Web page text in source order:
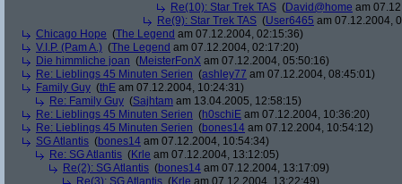
Re(10): Star Trek TAS (David@home am
Re(9): Star Trek TAS (User6465 am 07.12.2004,
Chicago Hope (The Legend am 07.12.2004, 02:15:36)
V.I.P. (Pam A.) (The Legend am 07.12.2004, 02:17:20)
Die himmliche joan (MeisterFonX am 07.12.2004, 05:50:16)
Re: Lieblings 45 Minuten Serien (ashley77 am 07.12.2004, 08:45:01)
Family Guy (thE am 07.12.2004, 10:24:31)
Re: Family Guy (Sajhtam am 13.04.2005, 12:58:15)
Re: Lieblings 45 Minuten Serien (h0schiE am 07.12.2004, 10:36:20)
Re: Lieblings 45 Minuten Serien (bones14 am 07.12.2004, 10:54:12)
SG Atlantis (bones14 am 07.12.2004, 10:54:34)
Re: SG Atlantis (Krle am 07.12.2004, 13:12:05)
Re(2): SG Atlantis (bones14 am 07.12.2004, 13:17:09)
Re(3): SG Atlantis (Krle am 07.12.2004, 13:22:49)